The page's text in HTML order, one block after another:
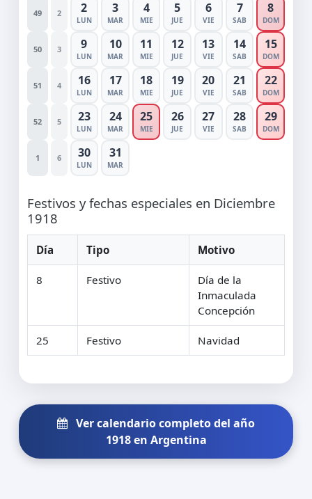
49 2 2
LUN
3
MAR
4
MIE
5
JUE
6
VIE
7
SAB
8
DOM
50 3 9
LUN
10
MAR
11
MIE
12
JUE
13
VIE
14
SAB
15
DOM
51 4 16
LUN
17
MAR
18
MIE
19
JUE
20
VIE
21
SAB
22
DOM
52 5 23
LUN
24
MAR
25
MIE
26
JUE
27
VIE
28
SAB
29
DOM
1 6 30
LUN
31
MAR
Festivos y fechas especiales en Diciembre
1918
Día Tipo Motivo
8 Festivo
Día de la
Inmaculada
Concepción
25 Festivo Navidad
Ver calendario completo del año
1918 en Argentina